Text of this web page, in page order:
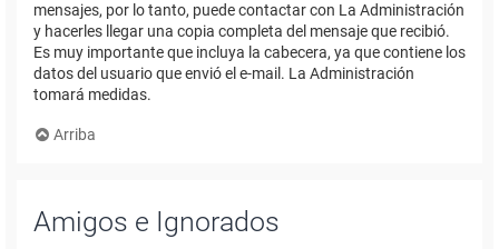
mensajes, por lo tanto, puede contactar con La Administración
y hacerles llegar una copia completa del mensaje que recibió.
Es muy importante que incluya la cabecera, ya que contiene los
datos del usuario que envió el e-mail. La Administración
tomará medidas.
Arriba
Amigos e Ignorados